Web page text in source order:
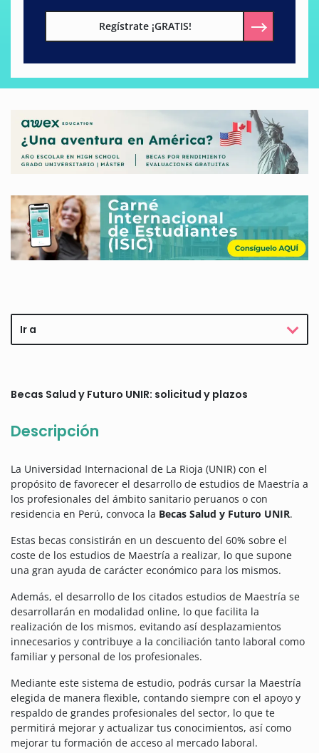
Regístrate ¡GRATIS!
Ir a
Becas Salud y Futuro UNIR: solicitud y plazos
Descripción
La Universidad Internacional de La Rioja (UNIR) con el
propósito de favorecer el desarrollo de estudios de Maestría a
los profesionales del ámbito sanitario peruanos o con
residencia en Perú, convoca la Becas Salud y Futuro UNIR.
Estas becas consistirán en un descuento del 60% sobre el
coste de los estudios de Maestría a realizar, lo que supone
una gran ayuda de carácter económico para los mismos.
Además, el desarrollo de los citados estudios de Maestría se
desarrollarán en modalidad online, lo que facilita la
realización de los mismos, evitando así desplazamientos
innecesarios y contribuye a la conciliación tanto laboral como
familiar y personal de los profesionales.
Mediante este sistema de estudio, podrás cursar la Maestría
elegida de manera flexible, contando siempre con el apoyo y
respaldo de grandes profesionales del sector, lo que te
permitirá mejorar y actualizar tus conocimientos, así como
mejorar tu formación de acceso al mercado laboral.